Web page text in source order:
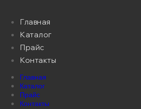
Главная
Каталог
Прайс
Контакты
Главная
Каталог
Прайс
Контакты